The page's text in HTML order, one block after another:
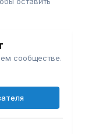
сообществе.